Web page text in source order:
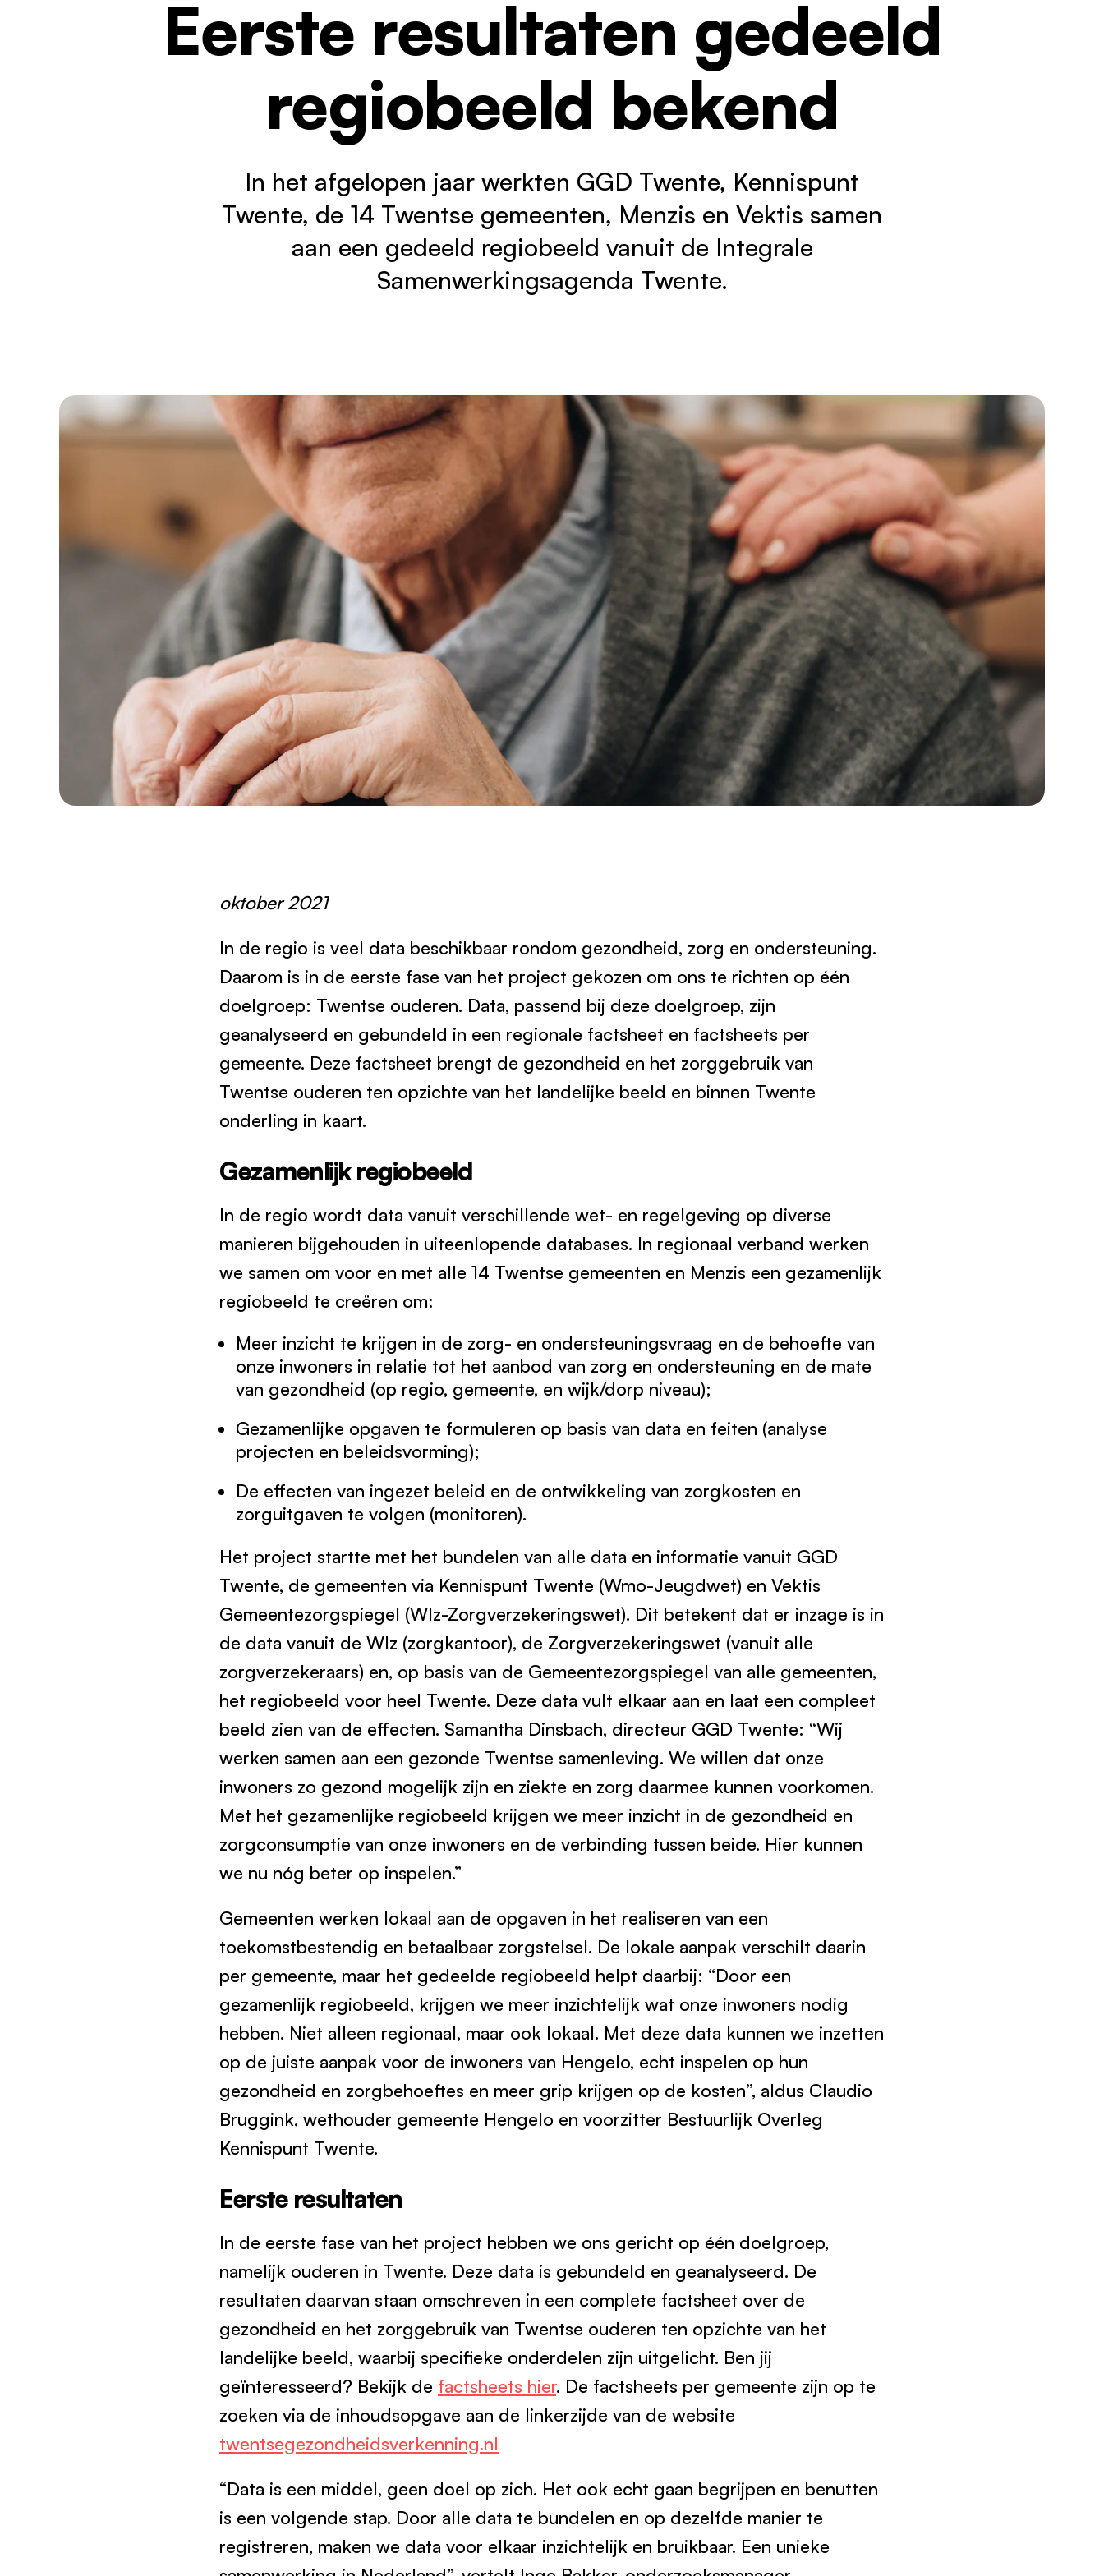
Kennisbank
Voor partners
Jeugd
Eerste resultaten gedeeld
regiobeeld bekend
In het afgelopen jaar werkten GGD Twente, Kennispunt
Twente, de 14 Twentse gemeenten, Menzis en Vektis samen
aan een gedeeld regiobeeld vanuit de Integrale
Samenwerkingsagenda Twente.
oktober 2021
In de regio is veel data beschikbaar rondom gezondheid, zorg en ondersteuning.
Daarom is in de eerste fase van het project gekozen om ons te richten op één
doelgroep: Twentse ouderen. Data, passend bij deze doelgroep, zijn
geanalyseerd en gebundeld in een regionale factsheet en factsheets per
gemeente. Deze factsheet brengt de gezondheid en het zorggebruik van
Twentse ouderen ten opzichte van het landelijke beeld en binnen Twente
onderling in kaart.
Gezamenlijk regiobeeld
In de regio wordt data vanuit verschillende wet- en regelgeving op diverse
manieren bijgehouden in uiteenlopende databases. In regionaal verband werken
we samen om voor en met alle 14 Twentse gemeenten en Menzis een gezamenlijk
regiobeeld te creëren om:
Meer inzicht te krijgen in de zorg- en ondersteuningsvraag en de behoefte van
onze inwoners in relatie tot het aanbod van zorg en ondersteuning en de mate
van gezondheid (op regio, gemeente, en wijk/dorp niveau);
Gezamenlijke opgaven te formuleren op basis van data en feiten (analyse
projecten en beleidsvorming);
De effecten van ingezet beleid en de ontwikkeling van zorgkosten en
zorguitgaven te volgen (monitoren).
Het project startte met het bundelen van alle data en informatie vanuit GGD
Twente, de gemeenten via Kennispunt Twente (Wmo-Jeugdwet) en Vektis
Gemeentezorgspiegel (Wlz-Zorgverzekeringswet). Dit betekent dat er inzage is in
de data vanuit de Wlz (zorgkantoor), de Zorgverzekeringswet (vanuit alle
zorgverzekeraars) en, op basis van de Gemeentezorgspiegel van alle gemeenten,
het regiobeeld voor heel Twente. Deze data vult elkaar aan en laat een compleet
beeld zien van de effecten. Samantha Dinsbach, directeur GGD Twente: “Wij
werken samen aan een gezonde Twentse samenleving. We willen dat onze
inwoners zo gezond mogelijk zijn en ziekte en zorg daarmee kunnen voorkomen.
Met het gezamenlijke regiobeeld krijgen we meer inzicht in de gezondheid en
zorgconsumptie van onze inwoners en de verbinding tussen beide. Hier kunnen
we nu nóg beter op inspelen.”
Gemeenten werken lokaal aan de opgaven in het realiseren van een
toekomstbestendig en betaalbaar zorgstelsel. De lokale aanpak verschilt daarin
per gemeente, maar het gedeelde regiobeeld helpt daarbij: “Door een
gezamenlijk regiobeeld, krijgen we meer inzichtelijk wat onze inwoners nodig
hebben. Niet alleen regionaal, maar ook lokaal. Met deze data kunnen we inzetten
op de juiste aanpak voor de inwoners van Hengelo, echt inspelen op hun
gezondheid en zorgbehoeftes en meer grip krijgen op de kosten”, aldus Claudio
Bruggink, wethouder gemeente Hengelo en voorzitter Bestuurlijk Overleg
Kennispunt Twente.
Eerste resultaten
In de eerste fase van het project hebben we ons gericht op één doelgroep,
namelijk ouderen in Twente. Deze data is gebundeld en geanalyseerd. De
resultaten daarvan staan omschreven in een complete factsheet over de
gezondheid en het zorggebruik van Twentse ouderen ten opzichte van het
landelijke beeld, waarbij specifieke onderdelen zijn uitgelicht. Ben jij
geïnteresseerd? Bekijk de factsheets hier. De factsheets per gemeente zijn op te
zoeken via de inhoudsopgave aan de linkerzijde van de website
twentsegezondheidsverkenning.nl
“Data is een middel, geen doel op zich. Het ook echt gaan begrijpen en benutten
is een volgende stap. Door alle data te bundelen en op dezelfde manier te
registreren, maken we data voor elkaar inzichtelijk en bruikbaar. Een unieke